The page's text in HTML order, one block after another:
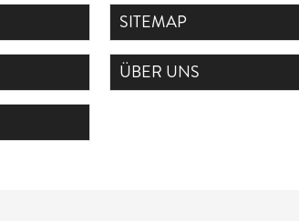
SITEMAP
ÜBER UNS